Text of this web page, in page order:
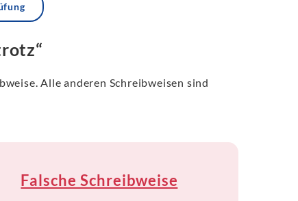
Alle anderen Schreibweisen sind
Falsche Schreibweise